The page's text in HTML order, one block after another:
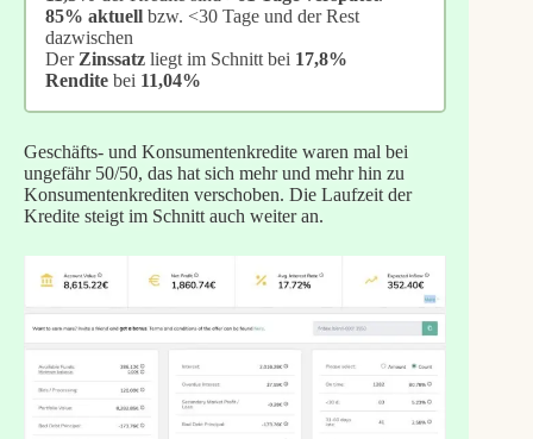
85% aktuellbzw. <30 Tage und der Rest
dazwischen
Der Zinssatzliegt im Schnitt bei 17,8%
Renditebei 11,04%
Geschäfts- und Konsumentenkredite waren mal bei
ungefähr 50/50, das hat sich mehr und mehr hin zu
Konsumentenkrediten verschoben. Die Laufzeit der
Kredite steigt im Schnitt auch weiter an.